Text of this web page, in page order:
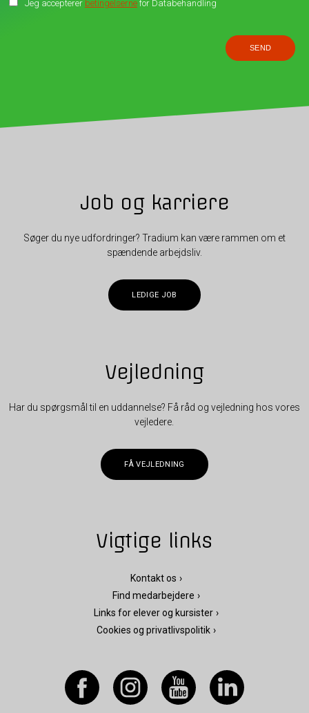
Jeg accepterer betingelsernefor Databehandling
Job og karriere
Søger du nye udfordringer? Tradium kan være rammen om et
spændende arbejdsliv.
LEDIGE JOB
Vejledning
Har du spørgsmål til en uddannelse? Få råd og vejledning hos vores
vejledere.
FÅ VEJLEDNING
Vigtige links
Kontakt os
Find medarbejdere
Links for elever og kursister
Cookies og privatlivspolitik